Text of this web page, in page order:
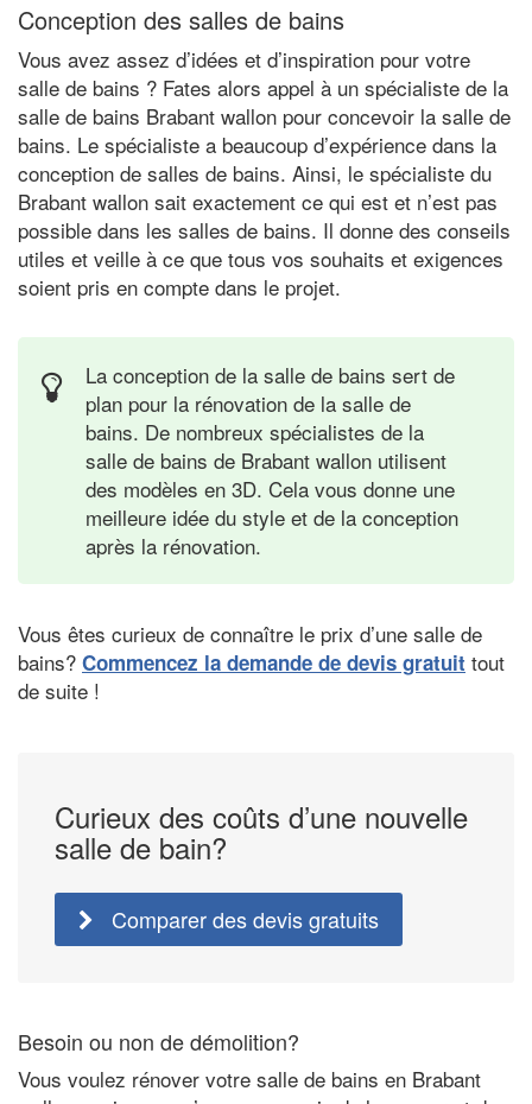
Conception des salles de bains
Vous avez assez d’idées et d’inspiration pour votre
salle de bains ? Fates alors appel à un spécialiste de la
salle de bains Brabant wallon pour concevoir la salle de
bains. Le spécialiste a beaucoup d’expérience dans la
conception de salles de bains. Ainsi, le spécialiste du
Brabant wallon sait exactement ce qui est et n’est pas
possible dans les salles de bains. Il donne des conseils
utiles et veille à ce que tous vos souhaits et exigences
soient pris en compte dans le projet.
La conception de la salle de bains sert de
plan pour la rénovation de la salle de
bains. De nombreux spécialistes de la
salle de bains de Brabant wallon utilisent
des modèles en 3D. Cela vous donne une
meilleure idée du style et de la conception
après la rénovation.
Vous êtes curieux de connaître le prix d’une salle de
bains? Commencez la demande de devis gratuit tout
de suite !
Curieux des coûts d’une nouvelle
salle de bain?
Comparer des devis gratuits
Besoin ou non de démolition?
Vous voulez rénover votre salle de bains en Brabant